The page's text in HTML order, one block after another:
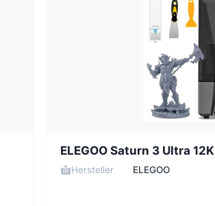
ELEGOO Saturn 3 Ultra 12K
Hersteller ELEGOO